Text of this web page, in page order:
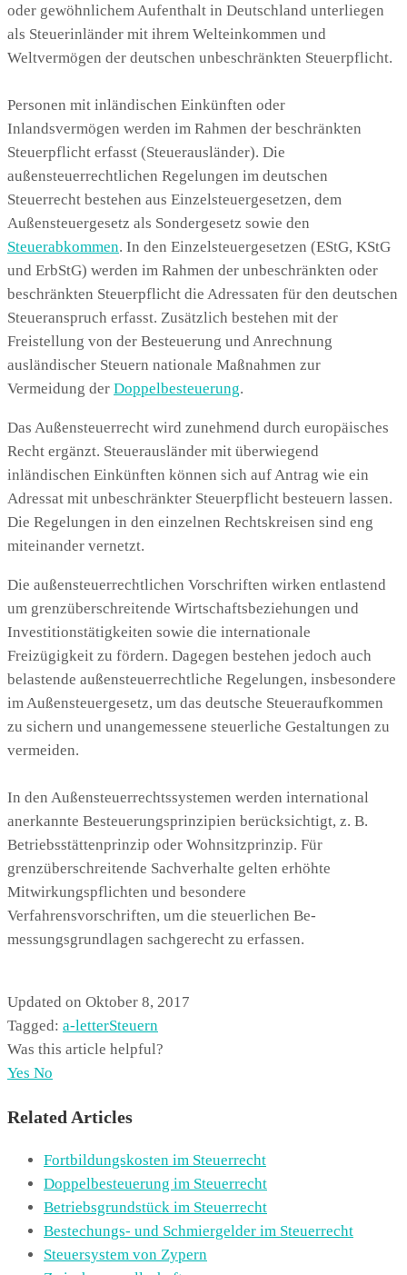
oder gewöhnlichem Aufenthalt in Deutschland unterliegen
als Steuerinländer mit ihrem Welteinkommen und
Weltvermögen der deutschen unbeschränkten Steuerpflicht.
Personen mit inländischen Einkünften oder
Inlandsvermögen werden im Rahmen der beschränkten
Steuerpflicht erfasst (Steuerausländer). Die
außensteuerrechtlichen Regelungen im deutschen
Steuerrecht bestehen aus Einzelsteuergesetzen, dem
Außensteuergesetz als Sondergesetz sowie den
Steuerabkommen. In den Einzelsteuergesetzen (EStG, KStG
und ErbStG) werden im Rahmen der unbeschränkten oder
beschränkten Steuerpflicht die Adressaten für den deutschen
Steueranspruch erfasst. Zusätzlich bestehen mit der
Freistellung von der Besteuerung und Anrechnung
ausländischer Steuern nationale Maßnahmen zur
Vermeidung der Doppelbesteuerung.
Das Außensteuerrecht wird zunehmend durch europäisches
Recht ergänzt. Steuerausländer mit überwiegend
inländischen Einkünften können sich auf Antrag wie ein
Adressat mit unbeschränkter Steuerpflicht besteuern lassen.
Die Regelungen in den einzelnen Rechtskreisen sind eng
miteinander vernetzt.
Die außensteuerrechtlichen Vorschriften wirken entlastend
um grenzüberschreitende Wirtschaftsbeziehungen und
Investitionstätigkeiten sowie die internationale
Freizügigkeit zu fördern. Dagegen bestehen jedoch auch
belastende außensteuerrechtliche Regelungen, insbesondere
im Außensteuergesetz, um das deutsche Steueraufkommen
zu sichern und unangemessene steuerliche Gestaltungen zu
vermeiden.
In den Außensteuerrechtssystemen werden international
anerkannte Besteuerungsprinzipien berücksichtigt, z. B.
Betriebsstättenprinzip oder Wohnsitzprinzip. Für
grenzüberschreitende Sachverhalte gelten erhöhte
Mitwirkungspflichten und besondere
Verfahrensvorschriften, um die steuerlichen Be-
messungsgrundlagen sachgerecht zu erfassen.
Updated on Oktober 8, 2017
Tagged: a-letterSteuern
Was this article helpful?
Yes No
Related Articles
Fortbildungskosten im Steuerrecht
Doppelbesteuerung im Steuerrecht
Betriebsgrundstück im Steuerrecht
Bestechungs- und Schmiergelder im Steuerrecht
Steuersystem von Zypern